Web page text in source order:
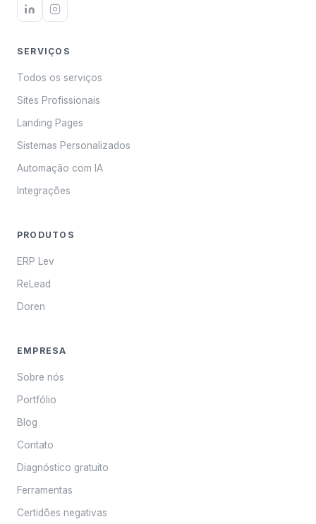
SERVIÇOS
Todos os serviços
Sites Profissionais
Landing Pages
Sistemas Personalizados
Automação com IA
Integrações
PRODUTOS
ERP Lev
ReLead
Doren
EMPRESA
Sobre nós
Portfólio
Blog
Contato
Diagnóstico gratuito
Ferramentas
Certidões negativas